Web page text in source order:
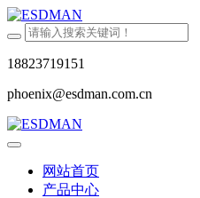
18823719151
phoenix@esdman.com.cn
网站首页
产品中心